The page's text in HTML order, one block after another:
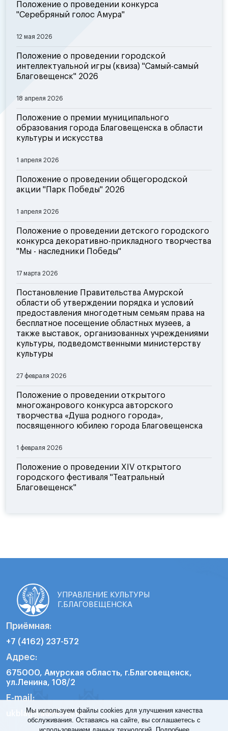
Положение о проведении конкурса
"Серебряный голос Амура"
12 мая 2026
Положение о проведении городской
интеллектуальной игры (квиза) "Самый-самый
Благовещенск" 2026
18 апреля 2026
Положение о премии муниципального
образования города Благовещенска в области
культуры и искусства
1 апреля 2026
Положение о проведении общегородской
акции "Парк Победы" 2026
1 апреля 2026
Положение о проведении детского городского
конкурса декоративно-прикладного творчества
"Мы - наследники Победы"
17 марта 2026
Постановление Правительства Амурской
области об утверждении порядка и условий
предоставления многодетным семьям права на
бесплатное посещение областных музеев, а
также выставок, организованных учреждениями
культуры, подведомственными министерству
культуры
27 февраля 2026
Положение о проведении открытого
многожанрового конкурса авторского
творчества «Душа родного города»,
посвященного юбилею города Благовещенска
1 февраля 2026
Положение о проведении XIV открытого
городского фестиваля "Театральный
Благовещенск"
УПРАВЛЕНИЕ КУЛЬТУРЫ
Г.БЛАГОВЕЩЕНСКА
Приёмная:
+7 (4162) 237-572
Адрес:
675000, Амурская область, г.Благовещенск,
ул.Ленина, 108/2
E-mail:
ukblag@admblag.ru
Мы используем файлы cookies для улучшения качества
обслуживания. Оставаясь на сайте, вы соглашаетесь с